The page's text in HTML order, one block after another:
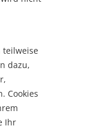
teilweise
dazu,
Cookies
Ihr